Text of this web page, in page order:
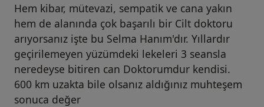
Hem kibar, mütevazi, sempatik ve cana yakın
hem de alanında çok başarılı bir Cilt doktoru
arıyorsanız işte bu Selma Hanım'dır. Yıllardır
geçirilemeyen yüzümdeki lekeleri 3 seansla
neredeyse bitiren can Doktorumdur kendisi.
600 km uzakta bile olsanız aldığınız muhteşem
sonuca değer